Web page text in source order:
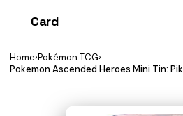
Card
Home›Pokémon TCG›
Pokemon Ascended Heroes Mini Tin: